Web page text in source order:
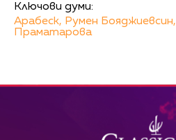
Ключови думи:
Арабеск, Румен Бояджиевсин,
Праматарова